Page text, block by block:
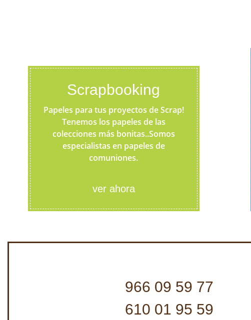
Scrapbooking
Papeles para tus proyectos de Scrap!
Tenemos los papeles de las
colecciones más bonitas..Somos
especialistas en papeles de
comuniones.
ver ahora
966 09 59 77
610 01 95 59